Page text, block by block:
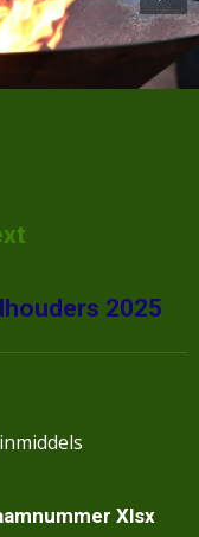
2025
Xlsx